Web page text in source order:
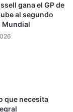
gana el GP de
al segundo
Mundial
que necesita